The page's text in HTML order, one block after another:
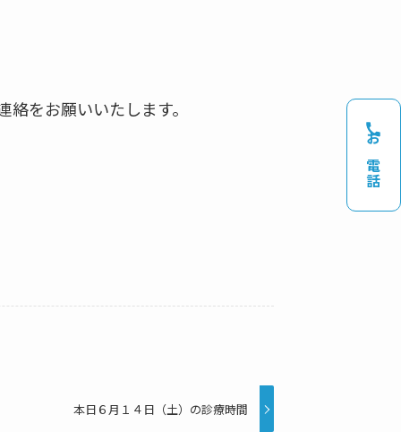
をお願いいたします。
本日６月１４日（土）の診療時間
お電話